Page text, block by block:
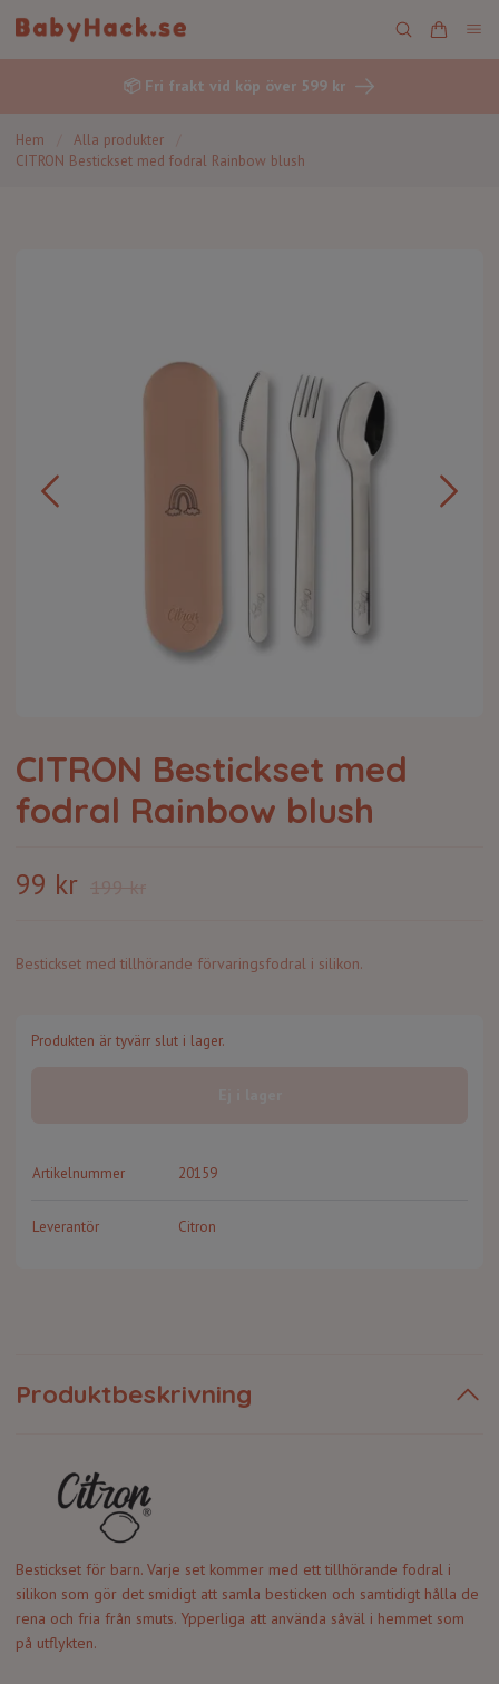
📦 Fri frakt vid köp över 599 kr
Hem Alla produkter
CITRON Bestickset med fodral Rainbow blush
CITRON Bestickset med
fodral Rainbow blush
99 kr 199 kr
Bestickset med tillhörande förvaringsfodral i silikon.
Produkten är tyvärr slut i lager.
Artikelnummer 20159
Leverantör Citron
Produktbeskrivning
Bestickset för barn. Varje set kommer med ett tillhörande fodral i
silikon som gör det smidigt att samla besticken och samtidigt hålla de
rena och fria från smuts. Ypperliga att använda såväl i hemmet som
på utflykten.